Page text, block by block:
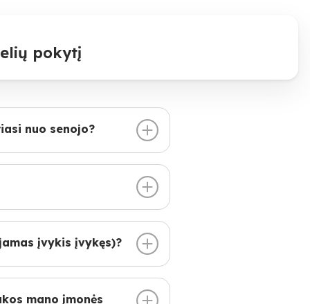
pokytį
nuo senojo?
įvykis įvykęs)?
mano įmonės